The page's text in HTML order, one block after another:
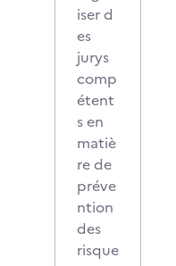
iser d
es
jurys
comp
étent
s en
matiè
re de
préve
ntion
des
risque